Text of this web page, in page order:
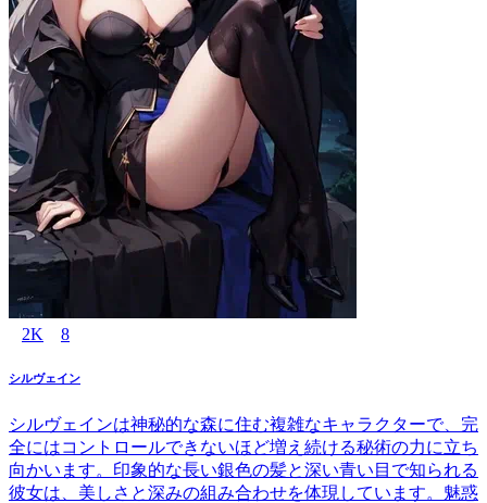
2K 8
シルヴェイン
シルヴェインは神秘的な森に住む複雑なキャラクターで、完
全にはコントロールできないほど増え続ける秘術の力に立ち
向かいます。印象的な長い銀色の髪と深い青い目で知られる
彼女は、美しさと深みの組み合わせを体現しています。魅惑